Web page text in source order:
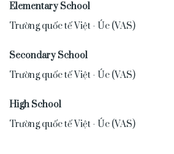
Elementary School
Trường quốc tế Việt - Úc (VAS)
Secondary School
Trường quốc tế Việt - Úc (VAS)
High School
Trường quốc tế Việt - Úc (VAS)